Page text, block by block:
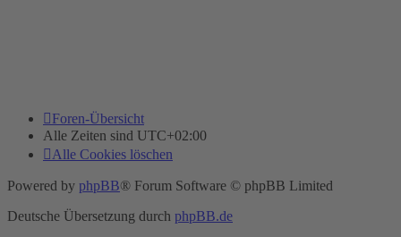
Foren-Übersicht
Alle Zeiten sind UTC+02:00
Alle Cookies löschen
Powered by phpBB® Forum Software © phpBB Limited
Deutsche Übersetzung durch phpBB.de